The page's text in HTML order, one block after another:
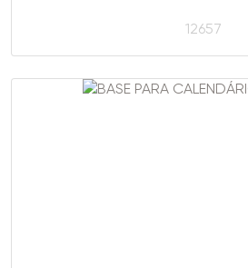
12657